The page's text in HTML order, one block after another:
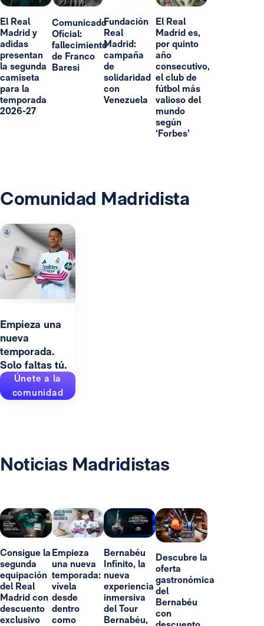
El Real
Madrid y
adidas
presentan
la segunda
camiseta
para la
temporada
2026-27
Comunicado
Oficial:
fallecimiento
de Franco
Baresi
Fundación
Real
Madrid:
campaña
de
solidaridad
con
Venezuela
El Real
Madrid es,
por quinto
año
consecutivo,
el club de
fútbol más
valioso del
mundo
según
‘Forbes’
Comunidad Madridista
Empieza una
nueva
temporada.
Solo faltas tú.
Únete a la
comunidad
Noticias Madridistas
Consigue la
segunda
equipación
del Real
Madrid con
descuento
exclusivo
Empieza
una nueva
temporada:
vívela
desde
dentro
como
Bernabéu
Infinito, la
nueva
experiencia
inmersiva
del Tour
Bernabéu,
Descubre la
oferta
gastronómica
del
Bernabéu
con